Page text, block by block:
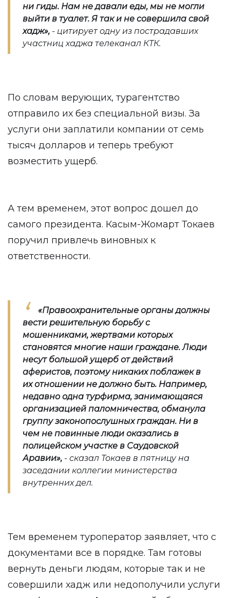
ни гиды. Нам не давали еды, мы не могли
выйти в туалет. Я так и не совершила свой
хадж», - цитирует одну из пострадавших
участниц хаджа телеканал КТК.
По словам верующих, турагентство
отправило их без специальной визы. За
услуги они заплатили компании от семь
тысяч долларов и теперь требуют
возместить ущерб.
А тем временем, этот вопрос дошел до
самого президента. Касым-Жомарт Токаев
поручил привлечь виновных к
ответственности.
«Правоохранительные органы должны
вести решительную борьбу с
мошенниками, жертвами которых
становятся многие наши граждане. Люди
несут большой ущерб от действий
аферистов, поэтому никаких поблажек в
их отношении не должно быть. Например,
недавно одна турфирма, занимающаяся
организацией паломничества, обманула
группу законопослушных граждан. Ни в
чем не повинные люди оказались в
полицейском участке в Саудовской
Аравии», - сказал Токаев в пятницу на
заседании коллегии министерства
внутренних дел.
Тем временем туроператор заявляет, что с
документами все в порядке. Там готовы
вернуть деньги людям, которые так и не
совершили хадж или недополучили услуги